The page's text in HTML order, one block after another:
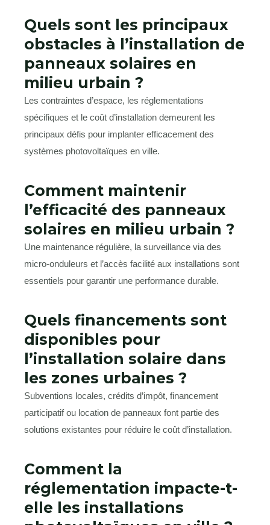
Quels sont les principaux
obstacles à l’installation de
panneaux solaires en
milieu urbain ?
Les contraintes d’espace, les réglementations
spécifiques et le coût d’installation demeurent les
principaux défis pour implanter efficacement des
systèmes photovoltaïques en ville.
Comment maintenir
l’efficacité des panneaux
solaires en milieu urbain ?
Une maintenance régulière, la surveillance via des
micro-onduleurs et l’accès facilité aux installations sont
essentiels pour garantir une performance durable.
Quels financements sont
disponibles pour
l’installation solaire dans
les zones urbaines ?
Subventions locales, crédits d’impôt, financement
participatif ou location de panneaux font partie des
solutions existantes pour réduire le coût d’installation.
Comment la
réglementation impacte-t-
elle les installations